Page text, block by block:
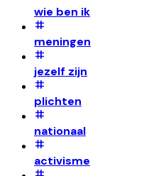
wie ben ik
meningen
jezelf zijn
plichten
nationaal
activisme